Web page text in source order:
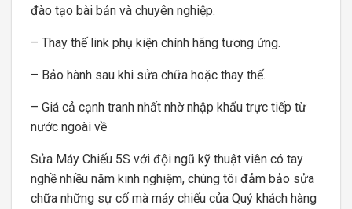
đào tạo bài bản và chuyên nghiệp.
– Thay thế link phụ kiện chính hãng tương ứng.
– Bảo hành sau khi sửa chữa hoặc thay thế.
– Giá cả cạnh tranh nhất nhờ nhập khẩu trực tiếp từ
nước ngoài về
Sửa Máy Chiếu 5S với đội ngũ kỹ thuật viên có tay
nghề nhiều năm kinh nghiệm, chúng tôi đảm bảo sửa
chữa những sự cố mà máy chiếu của Quý khách hàng